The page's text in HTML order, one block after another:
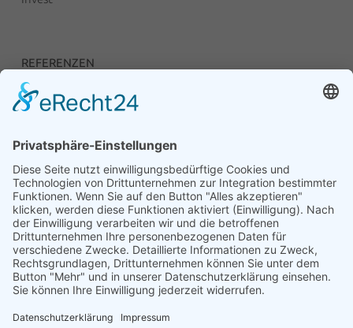
REFERENZEN
Unsere Anlagen
Impressum
Datenschutzerklärung
Compliance
Teilnahmebedingungen für die Vermittlung von PV-
Flächen